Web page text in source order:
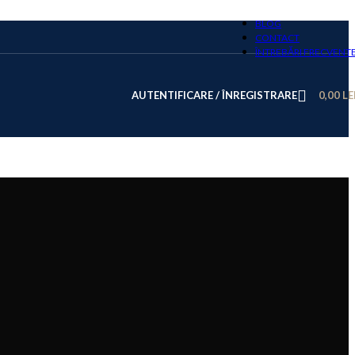
BLOG
CONTACT
ÎNTREBĂRI
AUTENTIFICARE / ÎNREGISTRARE 0,00